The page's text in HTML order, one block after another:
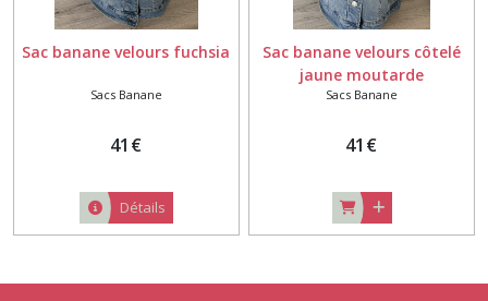
Sac banane velours fuchsia
Sacs Banane
41 €
Détails
Sac banane velours côtelé
jaune moutarde
Sacs Banane
41 €